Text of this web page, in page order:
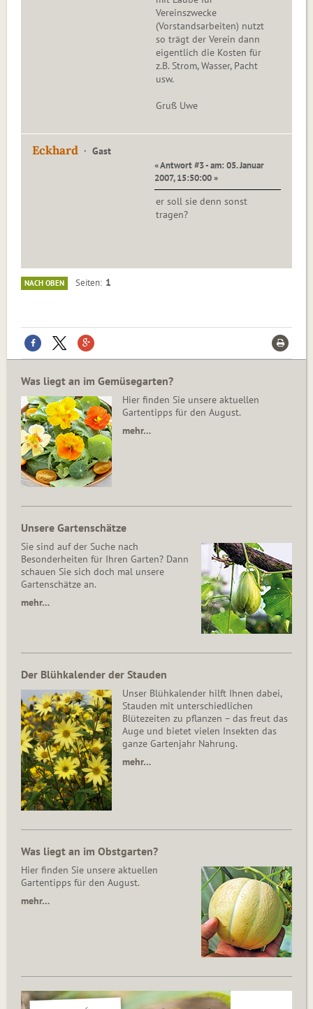
Vereinszwecke
(Vorstandsarbeiten) nutzt
so trägt der Verein dann
eigentlich die Kosten für
z.B. Strom, Wasser, Pacht
usw.
Gruß Uwe
Eckhard Gast
« Antwort #3 - am: 05. Januar
2007, 15:50:00 »
er soll sie denn sonst
tragen?
NACH OBEN Seiten 1
Was liegt an im Gemüsegarten?
Hier finden Sie unsere aktuellen
Gartentipps für den August.
mehr…
Unsere Gartenschätze
Sie sind auf der Suche nach
Besonderheiten für Ihren Garten? Dann
schauen Sie sich doch mal unsere
Gartenschätze an.
mehr…
Der Blühkalender der Stauden
Unser Blühkalender hilft Ihnen dabei,
Stauden mit unterschiedlichen
Blütezeiten zu pflanzen – das freut das
Auge und bietet vielen Insekten das
ganze Gartenjahr Nahrung.
mehr…
Was liegt an im Obstgarten?
Hier finden Sie unsere aktuellen
Gartentipps für den August.
mehr…